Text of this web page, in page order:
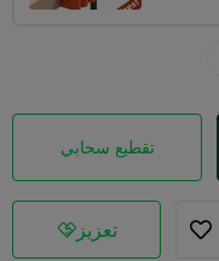
تقطيع سحابي
تعزيز